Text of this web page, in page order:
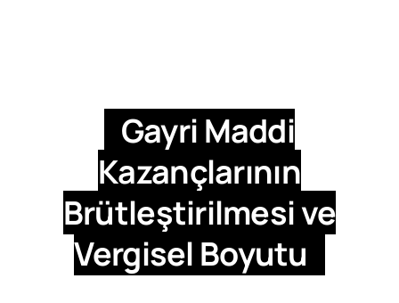
Gayri Maddi
Kazançlarının
Brütleştirilmesi ve
Vergisel Boyutu